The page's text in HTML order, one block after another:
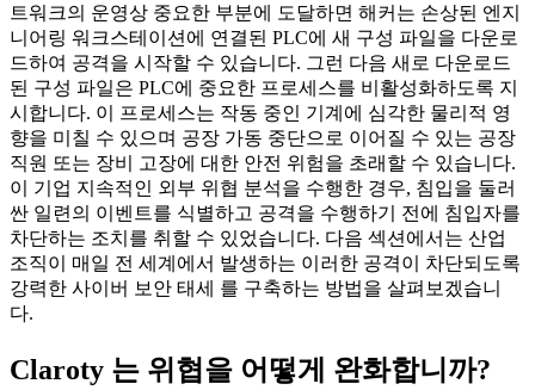
트워크의 운영상 중요한 부분에 도달하면 해커는 손상된 엔지
니어링 워크스테이션에 연결된 PLC에 새 구성 파일을 다운로
드하여 공격을 시작할 수 있습니다. 그런 다음 새로 다운로드
된 구성 파일은 PLC에 중요한 프로세스를 비활성화하도록 지
시합니다. 이 프로세스는 작동 중인 기계에 심각한 물리적 영
향을 미칠 수 있으며 공장 가동 중단으로 이어질 수 있는 공장
직원 또는 장비 고장에 대한 안전 위험을 초래할 수 있습니다.
이 기업 지속적인 외부 위협 분석을 수행한 경우, 침입을 둘러
싼 일련의 이벤트를 식별하고 공격을 수행하기 전에 침입자를
차단하는 조치를 취할 수 있었습니다. 다음 섹션에서는 산업
조직이 매일 전 세계에서 발생하는 이러한 공격이 차단되도록
강력한 사이버 보안 태세 를 구축하는 방법을 살펴보겠습니
다.
Claroty 는 위협을 어떻게 완화합니까?